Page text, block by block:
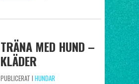
TRÄNA MED HUND –
KLÄDER
PUBLICERAT I HUNDAR